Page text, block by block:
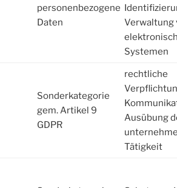
personenbezogene
Daten
Verwaltung
Systemen
Sonderkategorie
gem. Artikel 9
GDPR
rechtliche
Ausübung
Tätigkeit